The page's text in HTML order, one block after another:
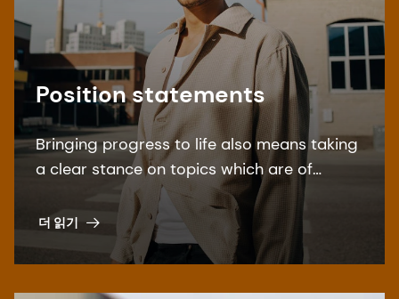
Position statements
Bringing progress to life also means taking
a clear stance on topics which are of
special interest to our stakeholders. Find
our overview here.
더 읽기